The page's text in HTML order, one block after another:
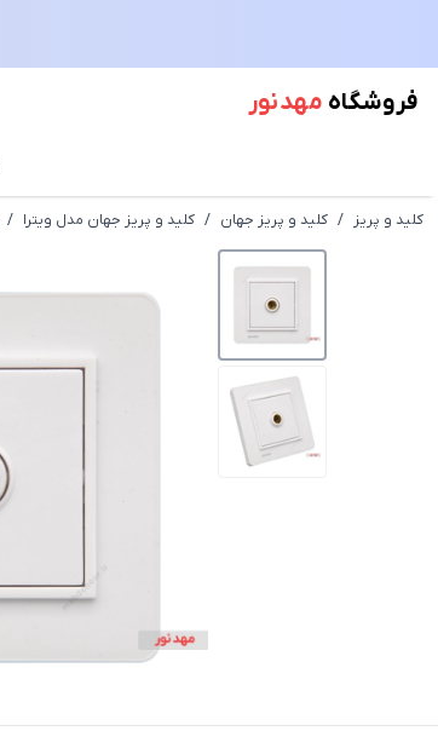
فروشگاه مهد نور
کلید و پریز / کلید و پریز جهان / کلید و پریز جهان مدل ویترا /